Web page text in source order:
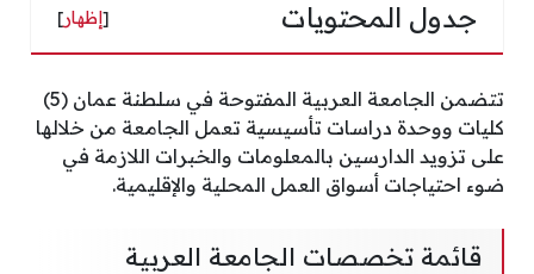
جدول المحتويات [إظهار]
تتضمن الجامعة العربية المفتوحة في سلطنة عمان (5)
كليات ووحدة دراسات تأسيسية تعمل الجامعة من خلالها
على تزويد الدارسين بالمعلومات والخبرات اللازمة في
ضوء احتياجات أسواق العمل المحلية والإقليمية.
قائمة تخصصات الجامعة العربية